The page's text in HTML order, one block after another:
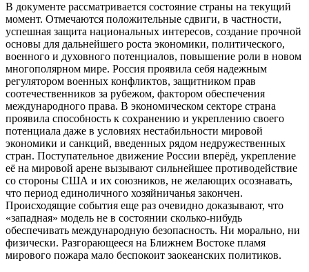
В документе рассматривается состояние страны на текущий
момент. Отмечаются положительные сдвиги, в частности,
успешная защита национальных интересов, создание прочной
основы для дальнейшего роста экономики, политического,
военного и духовного потенциалов, повышение роли в новом
многополярном мире. Россия проявила себя надежным
регулятором военных конфликтов, защитником прав
соотечественников за рубежом, фактором обеспечения
международного права. В экономическом секторе страна
проявила способность к сохранению и укреплению своего
потенциала даже в условиях нестабильности мировой
экономики и санкций, введенных рядом недружественных
стран. Поступательное движение России вперёд, укрепление
её на мировой арене вызывают сильнейшее противодействие
со стороны США и их союзников, не желающих осознавать,
что период единоличного хозяйничанья закончен.
Происходящие события еще раз очевидно доказывают, что
«западная» модель не в состоянии сколько-нибудь
обеспечивать международную безопасность. Ни морально, ни
физически. Разгорающееся на Ближнем Востоке пламя
мирового пожара мало беспокоит заокеанских политиков.